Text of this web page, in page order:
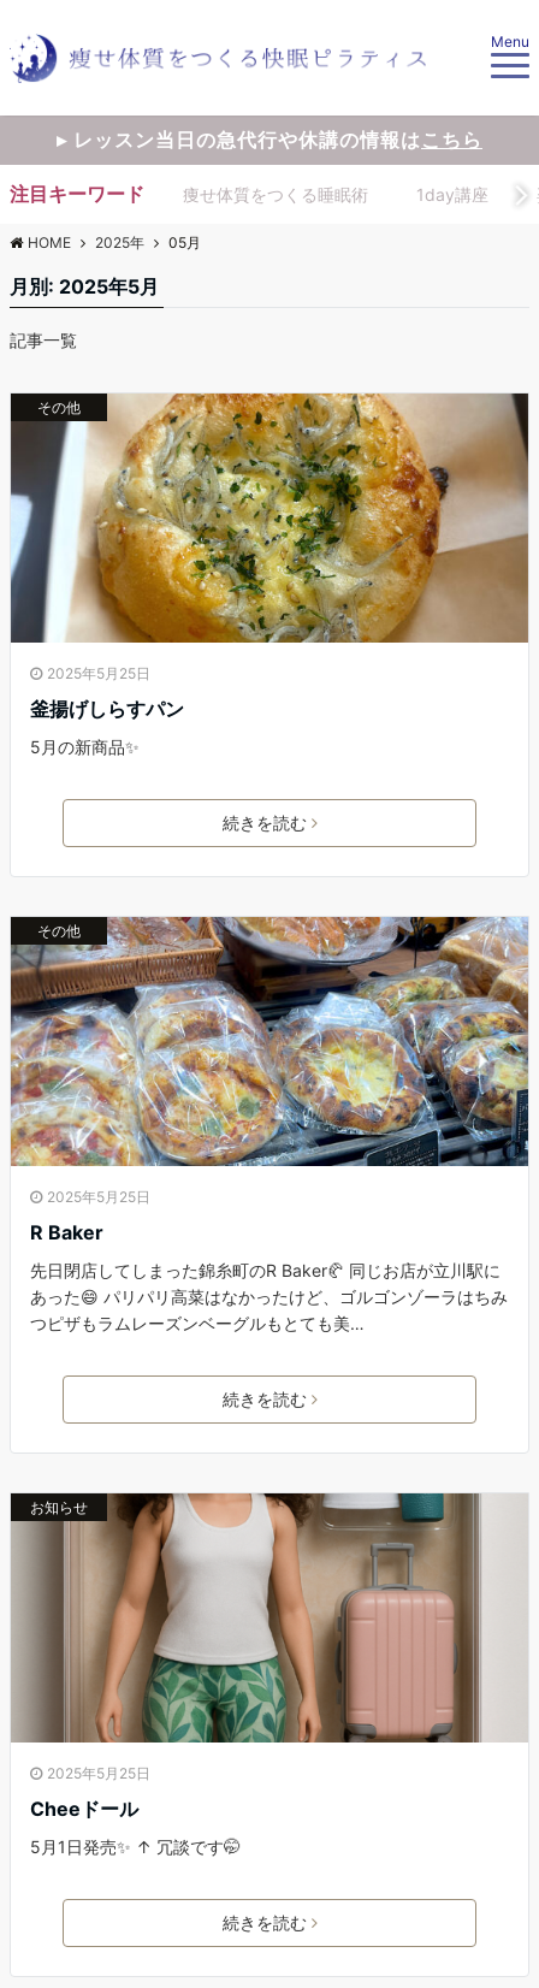
Menu
▸ レッスン当日の急代行や休講の情報はこちら
注目キーワード 痩せ体質をつくる睡眠術 1day講座
HOME 2025年 05月
月別: 2025年5月
記事一覧
その他
2025年5月25日
釜揚げしらすパン
5月の新商品✨
続きを読む
その他
2025年5月25日
R Baker
先日閉店してしまった錦糸町のR Baker🥐 同じお店が立川駅に
あった😄 パリパリ高菜はなかったけど、ゴルゴンゾーラはちみ
つピザもラムレーズンベーグルもとても美…
続きを読む
お知らせ
2025年5月25日
Cheeドール
5月1日発売✨ ↑ 冗談です🤭
続きを読む